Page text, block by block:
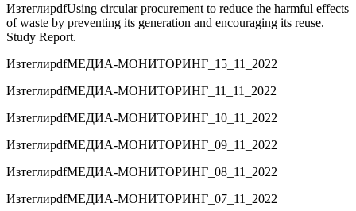
ИзтеглиpdfUsing circular procurement to reduce the harmful effects
of waste by preventing its generation and encouraging its reuse.
Study Report.
ИзтеглиpdfМЕДИА-МОНИТОРИНГ_15_11_2022
ИзтеглиpdfМЕДИА-МОНИТОРИНГ_11_11_2022
ИзтеглиpdfМЕДИА-МОНИТОРИНГ_10_11_2022
ИзтеглиpdfМЕДИА-МОНИТОРИНГ_09_11_2022
ИзтеглиpdfМЕДИА-МОНИТОРИНГ_08_11_2022
ИзтеглиpdfМЕДИА-МОНИТОРИНГ_07_11_2022